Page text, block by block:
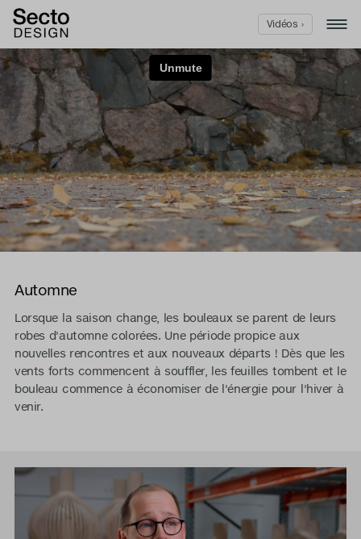
Automne
Lorsque la saison change, les bouleaux se parent de leurs
robes d'automne colorées. Une période propice aux
nouvelles rencontres et aux nouveaux départs ! Dès que les
vents forts commencent à souffler, les feuilles tombent et le
bouleau commence à économiser de l'énergie pour l'hiver à
venir.
Vidéos ›